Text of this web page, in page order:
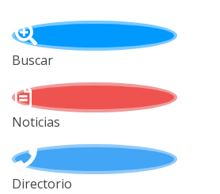
Buscar
Noticias
Directorio